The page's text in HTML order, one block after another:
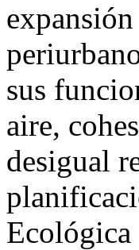
sus
aire,
desigual
Ecológica